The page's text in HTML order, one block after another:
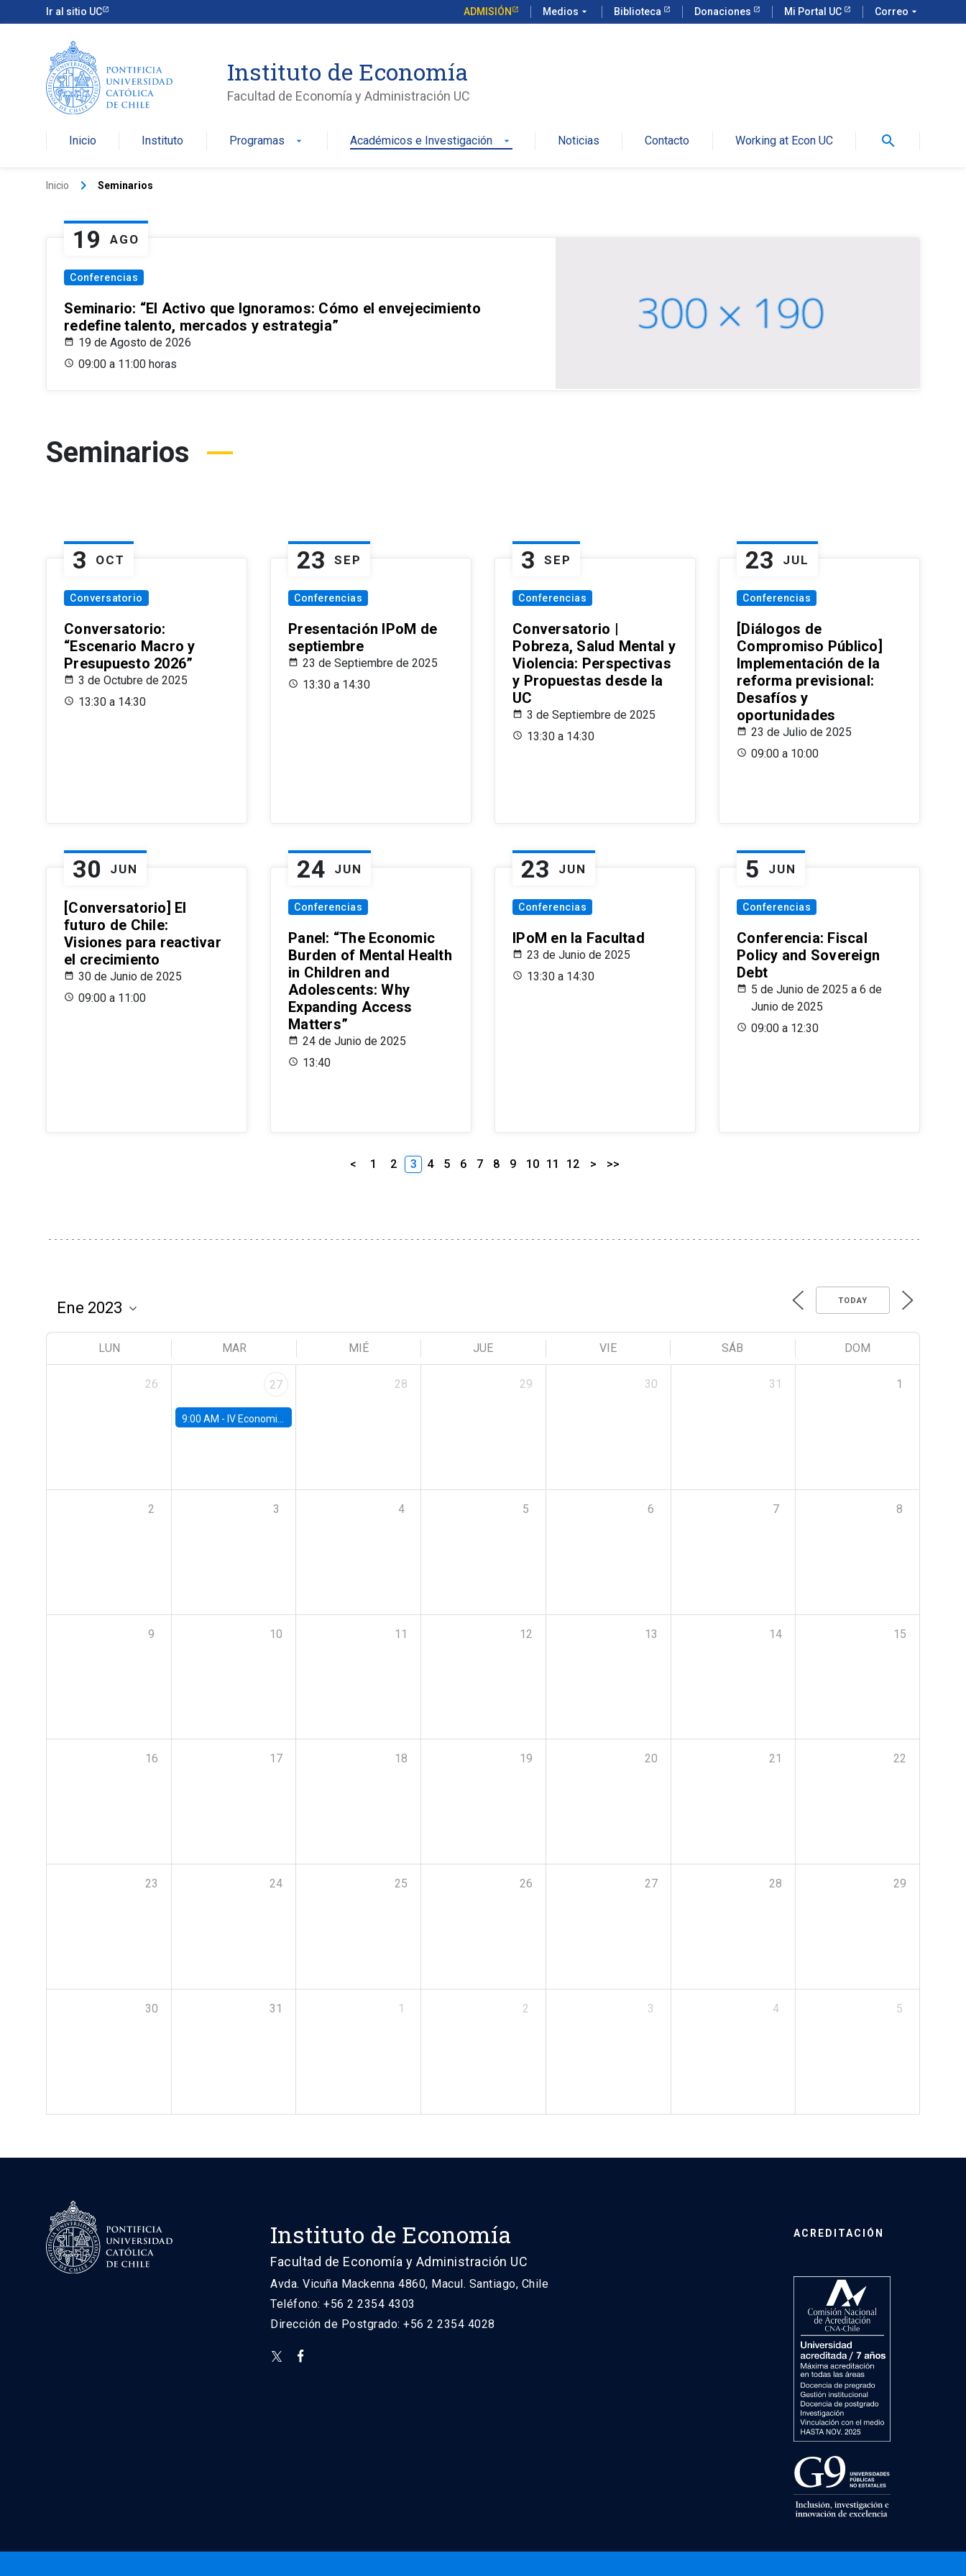
Ir al sitio UC ADMISIÓN Medios arrow_drop_down Biblioteca Donaciones Mi Portal UC Correo arrow_drop_down
Instituto de Economía
Facultad de Economía y Administración UC
Inicio Instituto Programas arrow_drop_down Académicos e Investigación arrow_drop_down Noticias Contacto Working at Econ UC search
Inicio keyboard_arrow_right Seminarios
19 AGO
Conferencias
Seminario: “El Activo que Ignoramos: Cómo el envejecimiento
redefine talento, mercados y estrategia”
19 de Agosto de 2026
09:00 a 11:00 horas
Seminarios
3 OCT
Conversatorio
Conversatorio:
“Escenario Macro y
Presupuesto 2026”
3 de Octubre de 2025
13:30 a 14:30
23 SEP
Conferencias
Presentación IPoM de
septiembre
23 de Septiembre de 2025
13:30 a 14:30
3 SEP
Conferencias
Conversatorio |
Pobreza, Salud Mental y
Violencia: Perspectivas
y Propuestas desde la
UC
3 de Septiembre de 2025
13:30 a 14:30
23 JUL
Conferencias
[Diálogos de
Compromiso Público]
Implementación de la
reforma previsional:
Desafíos y
oportunidades
23 de Julio de 2025
09:00 a 10:00
30 JUN
[Conversatorio] El
futuro de Chile:
Visiones para reactivar
el crecimiento
30 de Junio de 2025
09:00 a 11:00
24 JUN
Conferencias
Panel: “The Economic
Burden of Mental Health
in Children and
Adolescents: Why
Expanding Access
Matters”
24 de Junio de 2025
13:40
23 JUN
Conferencias
IPoM en la Facultad
23 de Junio de 2025
13:30 a 14:30
5 JUN
Conferencias
Conferencia: Fiscal
Policy and Sovereign
Debt
5 de Junio de 2025 a 6 de
Junio de 2025
09:00 a 12:30
< 1 2 3 4 5 6 7 8 9 10 11 12 > >>
TODAY
LUN MAR MIÉ JUE VIE SÁB DOM
26 27
9:00 AM - IV Economics Alumni Workshop
28 29 30 31 1
2 3 4 5 6 7 8
9 10 11 12 13 14 15
16 17 18 19 20 21 22
23 24 25 26 27 28 29
30 31 1 2 3 4 5
Instituto de Economía
Facultad de Economía y Administración UC
Avda. Vicuña Mackenna 4860, Macul. Santiago, Chile
Teléfono: +56 2 2354 4303
Dirección de Postgrado: +56 2 2354 4028
ACREDITACIÓN